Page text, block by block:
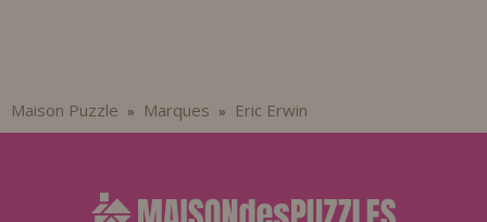
Maison Puzzle » Marques » Eric Erwin